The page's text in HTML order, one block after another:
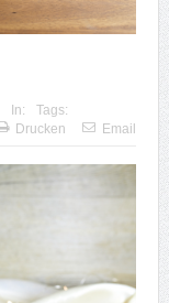
In:
Tags:
Drucken
Email